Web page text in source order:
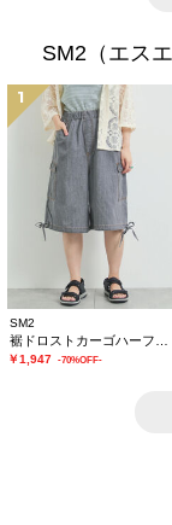
SM2（エス
1
SM2
￥1,947 -70%OFF-